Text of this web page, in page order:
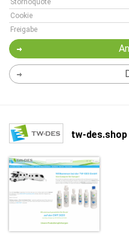
Stornoquote
Cookie
Freigabe
tw-des.shop